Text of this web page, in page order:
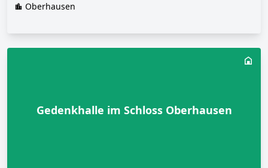
Oberhausen
Gedenkhalle im Schloss Oberhausen